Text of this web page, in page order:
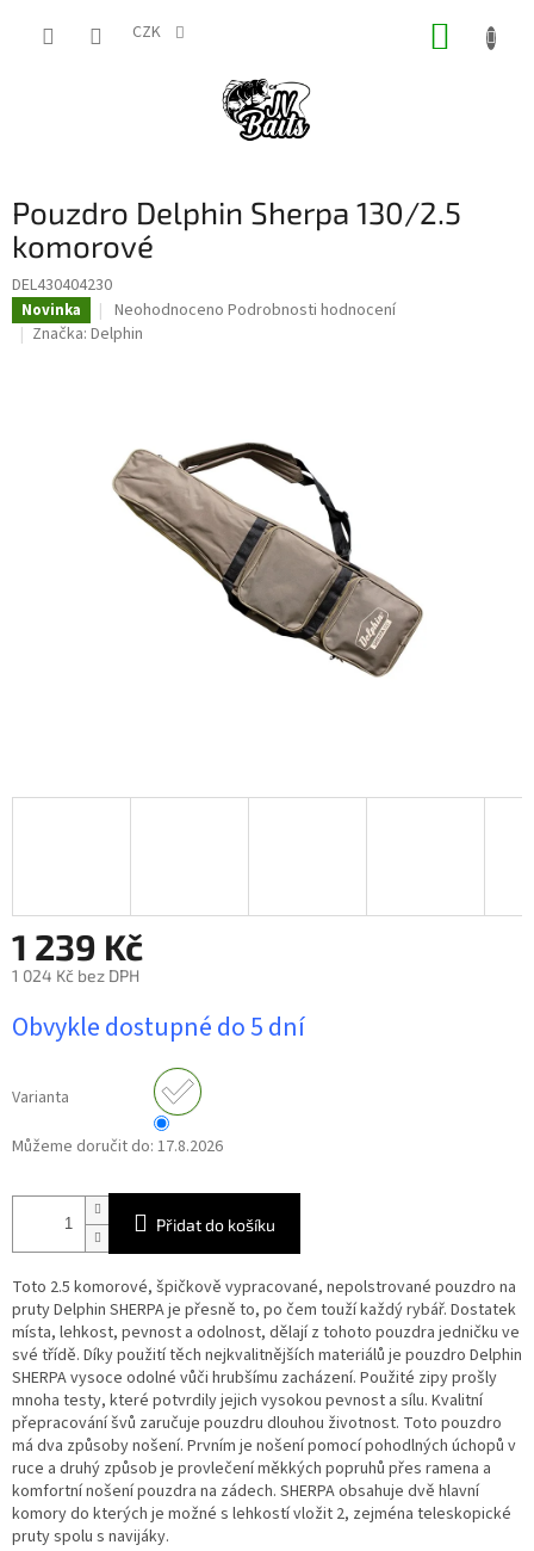
CZK
Pouzdro Delphin Sherpa 130/2.5
komorové
DEL430404230
Novinka
Průměrné
hodnocení
hvězdiček.
Neohodnoceno Podrobnosti hodnocení
Značka: Delphin
1 239 Kč
1 024 Kč bez DPH
cena:
Obvykle dostupné do 5 dní
Varianta
Můžeme doručit do: 17.8.2026
Přidat do košíku
Toto 2.5 komorové, špičkově vypracované, nepolstrované pouzdro na
pruty Delphin SHERPA je přesně to, po čem touží každý rybář. Dostatek
místa, lehkost, pevnost a odolnost, dělají z tohoto pouzdra jedničku ve
své třídě. Díky použití těch nejkvalitnějších materiálů je pouzdro Delphin
SHERPA vysoce odolné vůči hrubšímu zacházení. Použité zipy prošly
mnoha testy, které potvrdily jejich vysokou pevnost a sílu. Kvalitní
přepracování švů zaručuje pouzdru dlouhou životnost. Toto pouzdro
má dva způsoby nošení. Prvním je nošení pomocí pohodlných úchopů v
ruce a druhý způsob je provlečení měkkých popruhů přes ramena a
komfortní nošení pouzdra na zádech. SHERPA obsahuje dvě hlavní
komory do kterých je možné s lehkostí vložit 2, zejména teleskopické
pruty spolu s navijáky.